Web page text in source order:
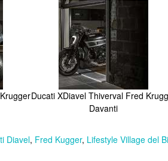
Ducati XDiavel Thiverval Fred
Davanti
Diavel, Fred Kugger, Lifestyle Village del